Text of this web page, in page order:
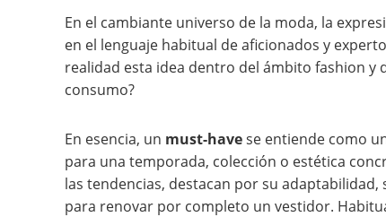
En el cambiante universo de la moda, la
en el lenguaje habitual de aficionados y
realidad esta idea dentro del ámbito fashion y
consumo?
En esencia, un must-havese entiende como
para una temporada, colección o estética
las tendencias, destacan por su
para renovar por completo un vestidor.